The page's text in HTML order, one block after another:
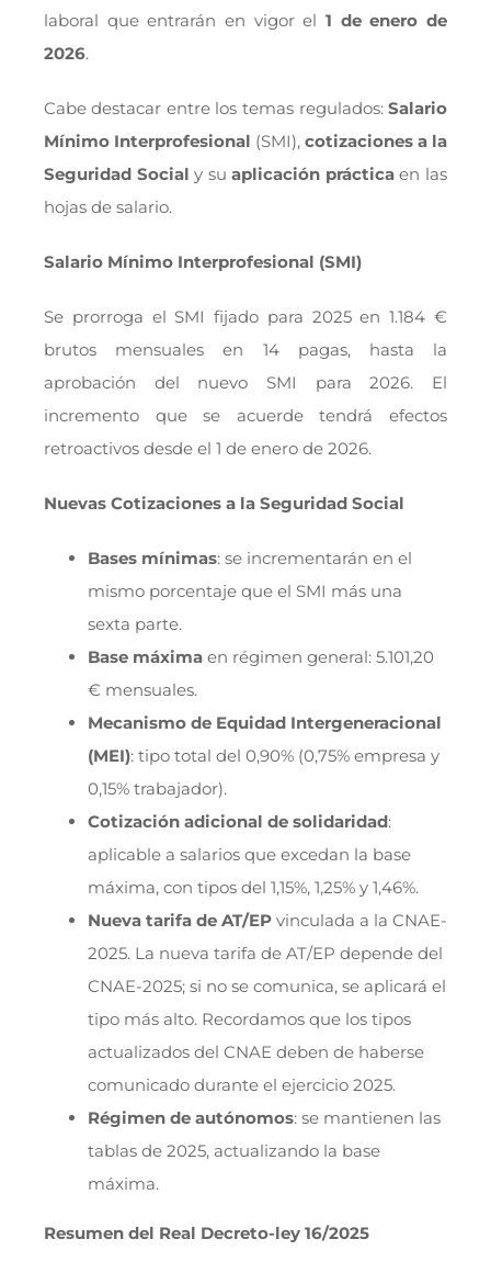
laboral que entrarán en vigor el1 de enero de
2026.
Cabe destacar entre los temas regulados:Salario
Mínimo Interprofesional (SMI),cotizaciones a la
Seguridad Social y suaplicación prácticaen las
hojas de salario.
Salario Mínimo Interprofesional (SMI)
Se prorroga el SMI fijado para 2025 en 1.184 €
brutos mensuales en 14 pagas, hasta la
aprobación del nuevo SMI para 2026. El
incremento que se acuerde tendrá efectos
retroactivos desde el 1 de enero de 2026.
Nuevas Cotizaciones a la Seguridad Social
Bases mínimas: se incrementarán en el
mismo porcentaje que el SMI más una
sexta parte.
Base máximaen régimen general: 5.101,20
€ mensuales.
Mecanismo de Equidad Intergeneracional
(MEI): tipo total del 0,90% (0,75% empresa y
0,15% trabajador).
Cotización adicional de solidaridad:
aplicable a salarios que excedan la base
máxima, con tipos del 1,15%, 1,25% y 1,46%.
Nueva tarifa de AT/EPvinculada a la CNAE-
2025. La nueva tarifa de AT/EP depende del
CNAE-2025; si no se comunica, se aplicará el
tipo más alto. Recordamos que los tipos
actualizados del CNAE deben de haberse
comunicado durante el ejercicio 2025.
Régimen de autónomos: se mantienen las
tablas de 2025, actualizando la base
máxima.
Resumen del Real Decreto-ley 16/2025